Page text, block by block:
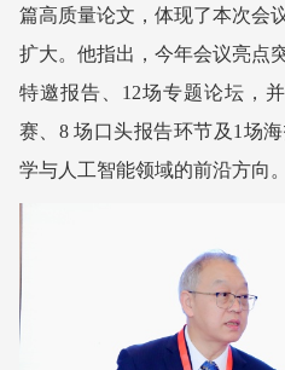
篇高质量论文，体现了本次会
扩大。他指出，今年会议亮点
特邀报告、12场专题论坛，
赛、8 场口头报告环节及1场
学与人工智能领域的前沿方向。